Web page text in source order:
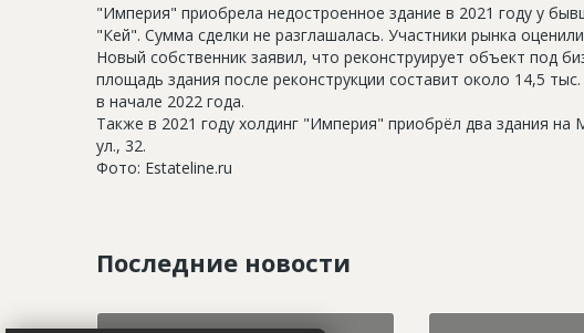
"Империя" приобрела недостроенное здание в 2021 году у
"Кей". Сумма сделки не разглашалась. Участники рынка
Новый собственник заявил, что реконструирует объект под
площадь здания после реконструкции составит около 14,5
в начале 2022 года.
Также в 2021 году холдинг "Империя" приобрёл два здания
ул., 32.
Фото: Estateline.ru
Последние новости